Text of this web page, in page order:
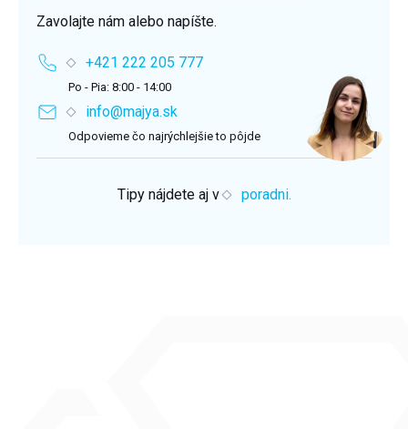
Zavolajte nám alebo napíšte.
+421 222 205 777
Po - Pia: 8:00 - 14:00
info@majya.sk
Odpovieme čo najrýchlejšie to pôjde
Tipy nájdete aj v poradni.